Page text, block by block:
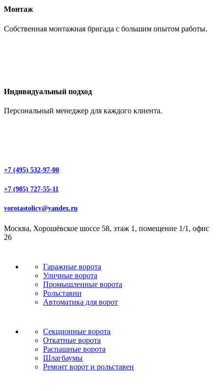
Монтаж
Собственная монтажная бригада с большим опытом работы.
Индивидуальный подход
Персональный менеджер для каждого клиента.
+7 (495) 532-97-00
+7 (985) 727-55-11
vorotastolicy@yandex.ru
Москва, Хорошёвское шоссе 58, этаж 1, помещение 1/1, офис
26
Гаражные ворота
Уличные ворота
Промышленные ворота
Рольставни
Автоматика для ворот
Секционные ворота
Откатные ворота
Распашные ворота
Шлагбаумы
Ремонт ворот и рольставен